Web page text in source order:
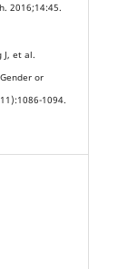
2016;14:45.
J, et al.
or
1094.